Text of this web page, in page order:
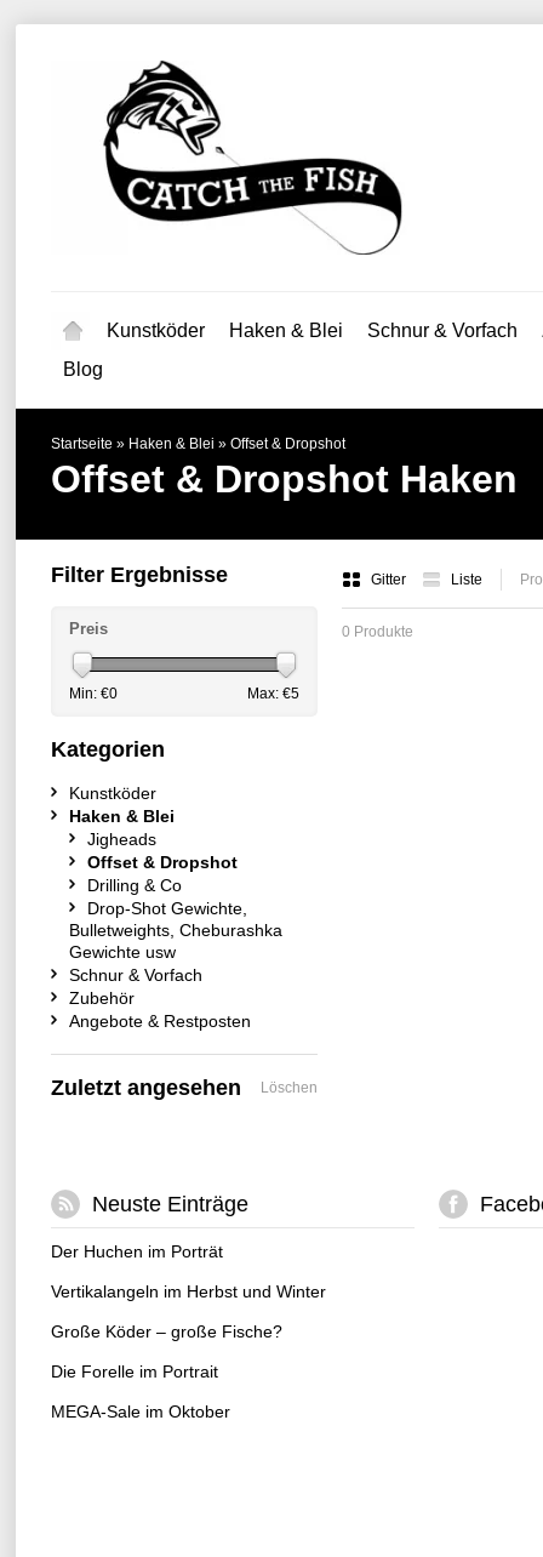
Kunstköder Haken & Blei Schnur & Vorfach
Blog
Startseite » Haken & Blei » Offset & Dropshot
Offset & Dropshot Haken
Gitter Liste
0 Produkte
Filter Ergebnisse
Preis
Min: €0 Max: €5
Kategorien
Kunstköder
Haken & Blei
Jigheads
Offset & Dropshot
Drilling & Co
Drop-Shot Gewichte,
Bulletweights, Cheburashka
Gewichte usw
Schnur & Vorfach
Zubehör
Angebote & Restposten
Zuletzt angesehen Löschen
Neuste Einträge
Der Huchen im Porträt
Vertikalangeln im Herbst und Winter
Große Köder – große Fische?
Die Forelle im Portrait
MEGA-Sale im Oktober